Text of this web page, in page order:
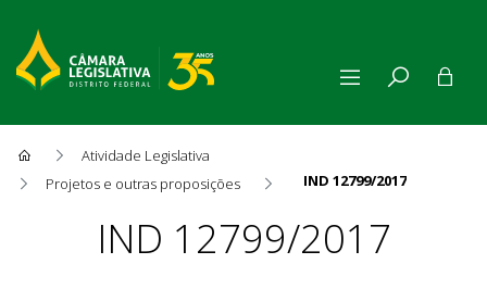
Atividade Legislativa
Projetos e outras proposições
IND 12799/2017
ProposiçãoIND 12799/2017